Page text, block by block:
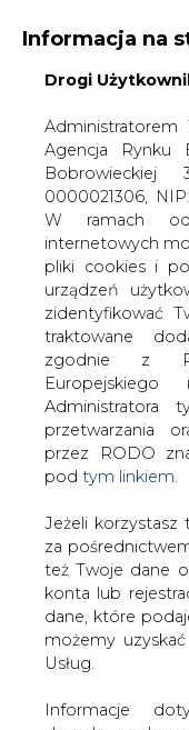
WYDAWCA
WYSOKI
Informacja na
Drogi
Agencja Rynku
Bobrowieckiej
0000021306, NIP:
W ramach
internetowych
pliki cookies i
urządzeń
zidentyfikować
traktowane
zgodnie z
Administratora
przetwarzania
przez RODO
pod tym linkiem.
Jeżeli korzystasz
za
też Twoje dane
konta lub
dane, które
możemy
Usług.
Informacje
Strona główna
2002-08-22 00:00